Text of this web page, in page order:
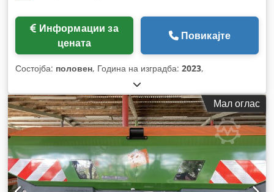
цената
Повикајте
Состојба: половен, Година на изградба: 2023,
Мал оглас